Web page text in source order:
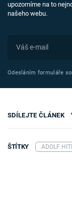
upozorníme na to
našeho webu.
Odesláním formuláře
SDÍLEJTE ČLÁNEK
ŠTÍTKY ADOLF